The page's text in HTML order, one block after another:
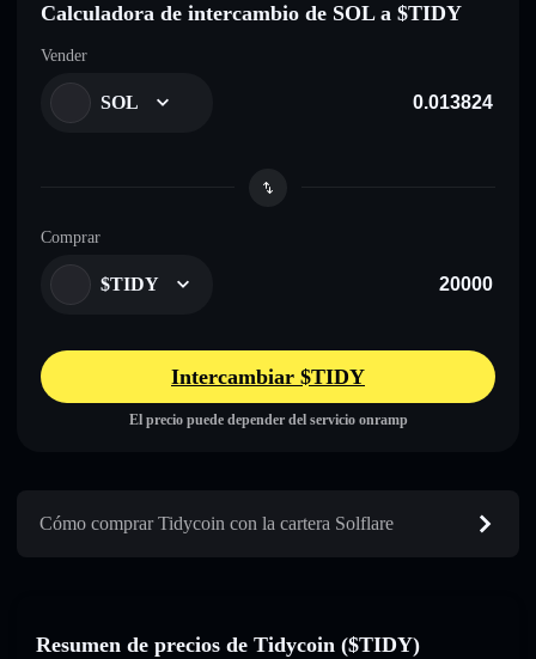
Calculadora de intercambio de SOL a $TIDY
Vender
SOL
Comprar
$TIDY
Intercambiar $TIDY
El precio puede depender del servicio onramp
Cómo comprar Tidycoin con la cartera Solflare
Resumen de precios de Tidycoin ($TIDY)